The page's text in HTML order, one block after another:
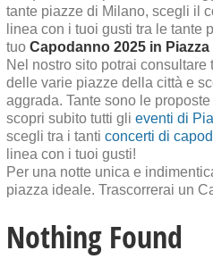
tante piazze di Milano, scegli il
linea con i tuoi gusti tra le tante
tuo Capodanno 2025 in Piazza
Nel nostro sito potrai consultare
delle varie piazze della città e
aggrada. Tante sono le
scopri subito tutti gli eventi di
scegli tra i tanti concerti di
linea con i tuoi gusti!
Per una notte unica e
piazza ideale. Trascorrerai un
Nothing Found